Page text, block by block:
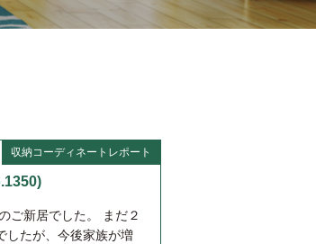
収納コーディネートレポート
ご新居でした。 まだ２
したが、今後家族が増